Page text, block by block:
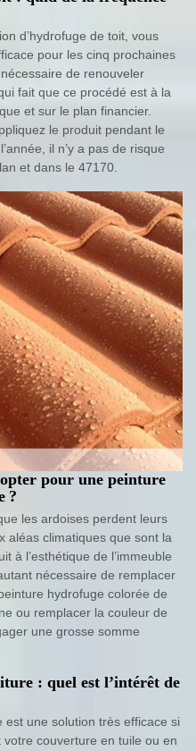
d’hydrofuge de toit, vous
pour les cinq prochaines
de renouveler
fait que ce procédé est à la
et sur le plan financier.
le produit pendant le
il n’y a pas de risque
et dans le 47170.
pour une peinture
?
les ardoises perdent leurs
aléas climatiques que sont la
à l’esthétique de l’immeuble
nécessaire de remplacer
hydrofuge colorée de
ou remplacer la couleur de
une grosse somme
: quel est l’intérêt de
une solution très efficace si
couverture en tuile ou en